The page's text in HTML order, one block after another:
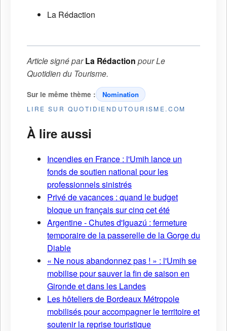
La Rédaction
Article signé parLa Rédaction pourLe
Quotidien du Tourisme.
Sur le même thème : Nomination
LIRE SUR QUOTIDIENDUTOURISME.COM
À lire aussi
Incendies en France : l'Umih lance un
fonds de soutien national pour les
professionnels sinistrés
Privé de vacances : quand le budget
bloque un français sur cinq cet été
Argentine - Chutes d'Iguazú : fermeture
temporaire de la passerelle de la Gorge du
Diable
« Ne nous abandonnez pas ! » : l'Umih se
mobilise pour sauver la fin de saison en
Gironde et dans les Landes
Les hôteliers de Bordeaux Métropole
mobilisés pour accompagner le territoire et
soutenir la reprise touristique